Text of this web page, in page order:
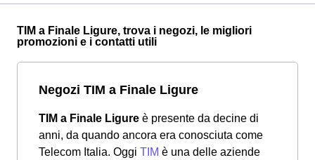
TIM a Finale Ligure, trova i negozi, le migliori
promozioni e i contatti utili
Negozi TIM a Finale Ligure
TIM a Finale Ligure è presente da decine di
anni, da quando ancora era conosciuta come
Telecom Italia. Oggi TIM è una delle aziende